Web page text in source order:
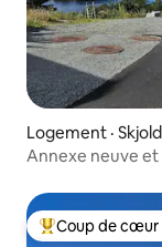
Logement · Skjold
Annexe neuve
Coup de cœur
Coup de cœur